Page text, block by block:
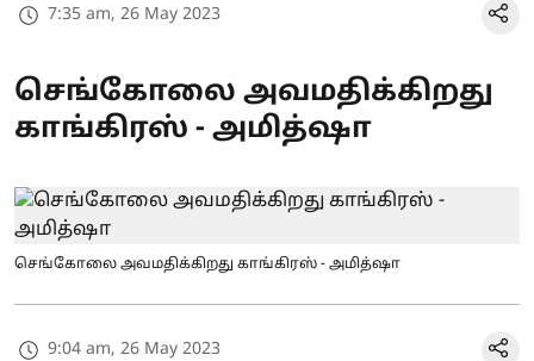
7:35 am, 26 May 2023
செங்கோலை அவமதிக்கிறது
காங்கிரஸ் - அமித்ஷா
செங்கோலை அவமதிக்கிறது காங்கிரஸ் - அமித்ஷா
9:04 am, 26 May 2023